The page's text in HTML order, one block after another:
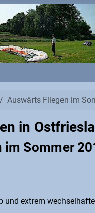
Auswärts Fliegen im
in
im Sommer
und extrem